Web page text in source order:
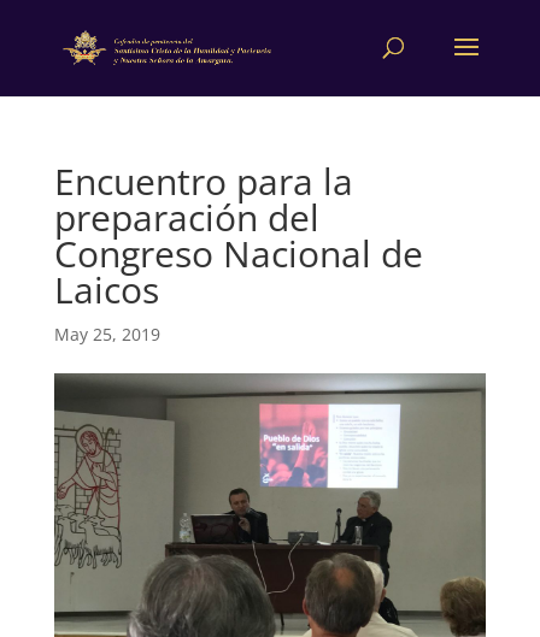
Encuentro para la
preparación del
Congreso Nacional de
Laicos
May 25, 2019